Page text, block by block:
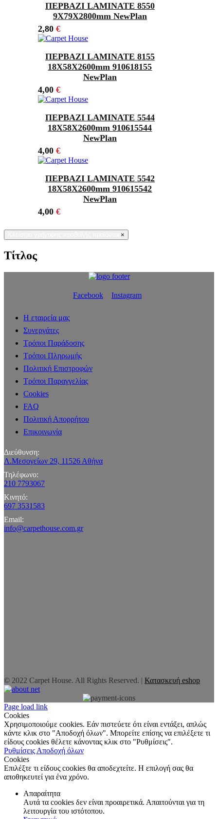
ΠΕΡΒΑΖΙ LAMINATE 8550
9Χ79X2800mm NewPlan
2,80 €
ΠΕΡΒΑΖΙ LAMINATE 8155
18Χ58X2600mm 910618155
NewPlan
4,00 €
ΠΕΡΒΑΖΙ LAMINATE 5544
18Χ58X2600mm 910615544
NewPlan
4,00 €
ΠΕΡΒΑΖΙ LAMINATE 5542
18Χ58X2600mm 910615542
NewPlan
4,00 €
×
Τίτλος
Facebook Instagram
Η εταιρεία μας
Συνεργάτες
Τρόποι Παράδοσης
Τρόποι Πληρωμής
Πολιτική Επιστροφών
Τρόποι Παραγγελίας
Cookies
FAQ
Πολιτική Απορρήτου
Επικοινωνία
Διεύθυνση:
Λ.Μεσογείων 29, 11526 Αθήνα
Τηλέφωνο:
210 7793067
Κινητό:
697 3531583
Email:
info@carpethouse.com.gr
© 2022 Carpet House. All Rights Reserved. | Κατασκευή eshop
Page load link
Cookies
Χρησιμοποιούμε cookies. Εάν πιστεύετε ότι είναι εντάξει, απλώς
κάντε κλικ στο "Αποδοχή όλων". Μπορείτε επίσης να επιλέξετε τι
είδους cookies θέλετε κάνοντας κλικ στο "Ρυθμίσεις".
Ρυθμίσεις Αποδοχή όλων
Cookies
Επιλέξτε τι είδους cookies θα αποδεχτείτε. Η επιλογή σας θα
αποθηκευτεί για ένα χρόνο.
Απαραίτητα
Αυτά τα cookies δεν είναι προαιρετικά. Απαιτούνται για τη
λειτουργία του ιστότοπου.